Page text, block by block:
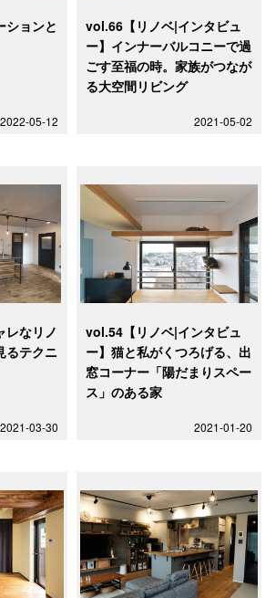
ションと
2022-05-12
vol.66【リノベ|インタビュ
ー】インナーバルコニーで過
ごす至福の時。家族がつなが
る大空間リビング
2021-05-02
レなリノ
るテクニ
2021-03-30
vol.54【リノベ|インタビュ
ー】猫と私がくつろげる、出
窓コーナー「陽だまりスペー
ス」のある家
2021-01-20